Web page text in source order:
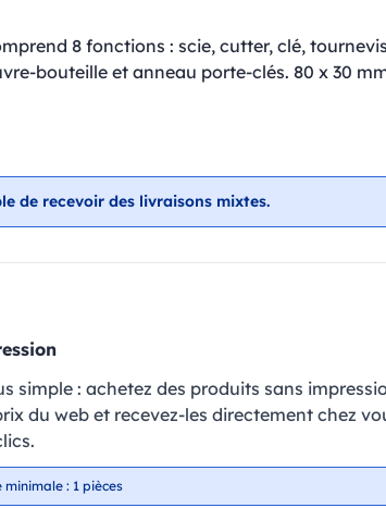
8 fonctions : scie, cutter, clé,
bouteille et anneau porte-clés. 80 x 30
de recevoir des livraisons mixtes.
simple : achetez des produits sans
du web et recevez-les directement chez
: 1 pièces